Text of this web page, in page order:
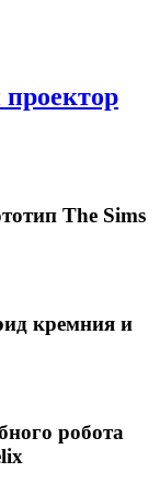
The Sims
кремния и
робота